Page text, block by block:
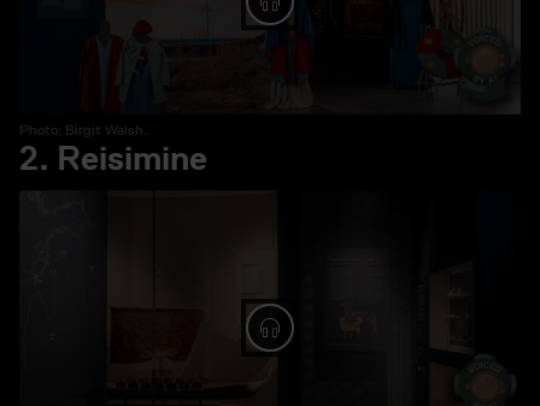
Photo: Birgit Walsh.
Spela ljud: 1. Tuvustus
2. Reisimine
Spela ljud: 2. Reisimine